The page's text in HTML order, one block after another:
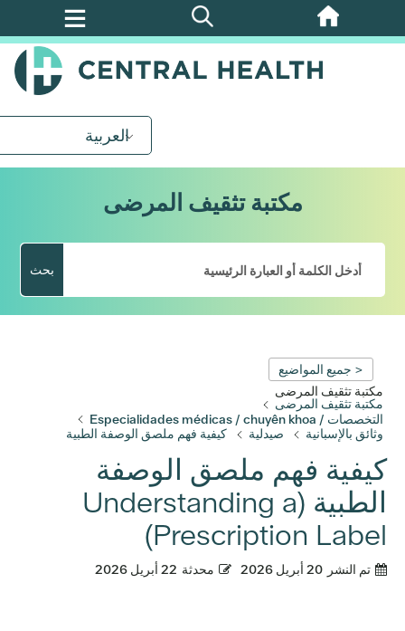
تخطي
العربية
مكتبة تثقيف المرضى
بحث
< جميع المواضيع
مكتبة تثقيف المرضى
مكتبة تثقيف المرضى
التخصصات / Especialidades médicas / chuyên khoa
وثائق بالإسبانية
صيدلية كيفية فهم ملصق الوصفة الطبية
كيفية فهم ملصق الوصفة
الطبية (Understanding a
Prescription Label)
تم النشر 20 أبريل 2026 محدثة 22 أبريل 2026